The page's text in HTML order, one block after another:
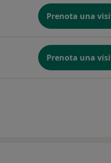
Prenota una
Prenota una